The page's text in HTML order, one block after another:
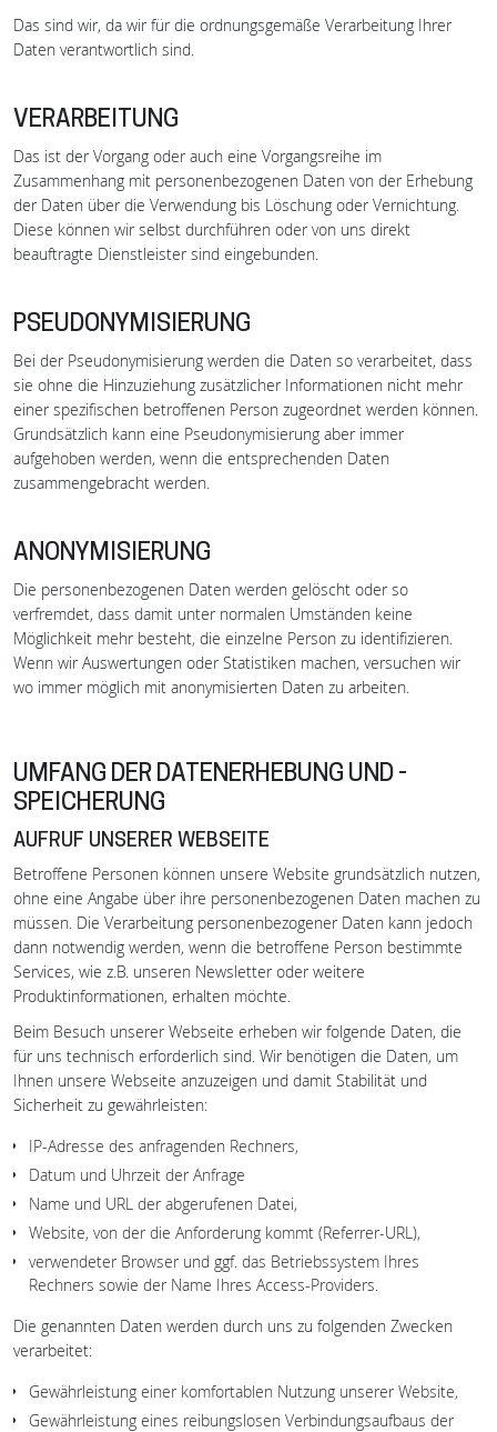
Das sind wir, da wir für die ordnungsgemäße Verarbeitung Ihrer
Daten verantwortlich sind.
VERARBEITUNG
Das ist der Vorgang oder auch eine Vorgangsreihe im
Zusammenhang mit personenbezogenen Daten von der Erhebung
der Daten über die Verwendung bis Löschung oder Vernichtung.
Diese können wir selbst durchführen oder von uns direkt
beauftragte Dienstleister sind eingebunden.
PSEUDONYMISIERUNG
Bei der Pseudonymisierung werden die Daten so verarbeitet, dass
sie ohne die Hinzuziehung zusätzlicher Informationen nicht mehr
einer spezifischen betroffenen Person zugeordnet werden können.
Grundsätzlich kann eine Pseudonymisierung aber immer
aufgehoben werden, wenn die entsprechenden Daten
zusammengebracht werden.
ANONYMISIERUNG
Die personenbezogenen Daten werden gelöscht oder so
verfremdet, dass damit unter normalen Umständen keine
Möglichkeit mehr besteht, die einzelne Person zu identifizieren.
Wenn wir Auswertungen oder Statistiken machen, versuchen wir
wo immer möglich mit anonymisierten Daten zu arbeiten.
UMFANG DER DATENERHEBUNG UND -
SPEICHERUNG
AUFRUF UNSERER WEBSEITE
Betroffene Personen können unsere Website grundsätzlich nutzen,
ohne eine Angabe über ihre personenbezogenen Daten machen zu
müssen. Die Verarbeitung personenbezogener Daten kann jedoch
dann notwendig werden, wenn die betroffene Person bestimmte
Services, wie z.B. unseren Newsletter oder weitere
Produktinformationen, erhalten möchte.
Beim Besuch unserer Webseite erheben wir folgende Daten, die
für uns technisch erforderlich sind. Wir benötigen die Daten, um
Ihnen unsere Webseite anzuzeigen und damit Stabilität und
Sicherheit zu gewährleisten:
IP-Adresse des anfragenden Rechners,
Datum und Uhrzeit der Anfrage
Name und URL der abgerufenen Datei,
Website, von der die Anforderung kommt (Referrer-URL),
verwendeter Browser und ggf. das Betriebssystem Ihres
Rechners sowie der Name Ihres Access-Providers.
Die genannten Daten werden durch uns zu folgenden Zwecken
verarbeitet:
Gewährleistung einer komfortablen Nutzung unserer Website,
Gewährleistung eines reibungslosen Verbindungsaufbaus der